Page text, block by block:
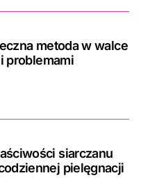
metoda w walce
problemami
siarczanu
pielęgnacji